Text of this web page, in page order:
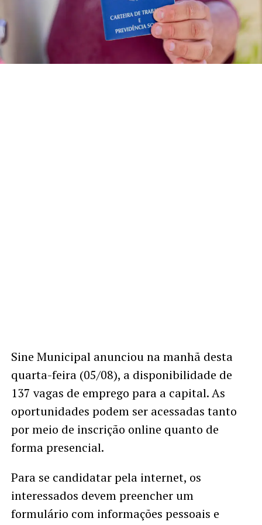
Sine Municipal anunciou na manhã desta
quarta-feira (05/08), a disponibilidade de
137 vagas de emprego para a capital. As
oportunidades podem ser acessadas tanto
por meio de inscrição online quanto de
forma presencial.
Para se candidatar pela internet, os
interessados devem preencher um
formulário com informações pessoais e